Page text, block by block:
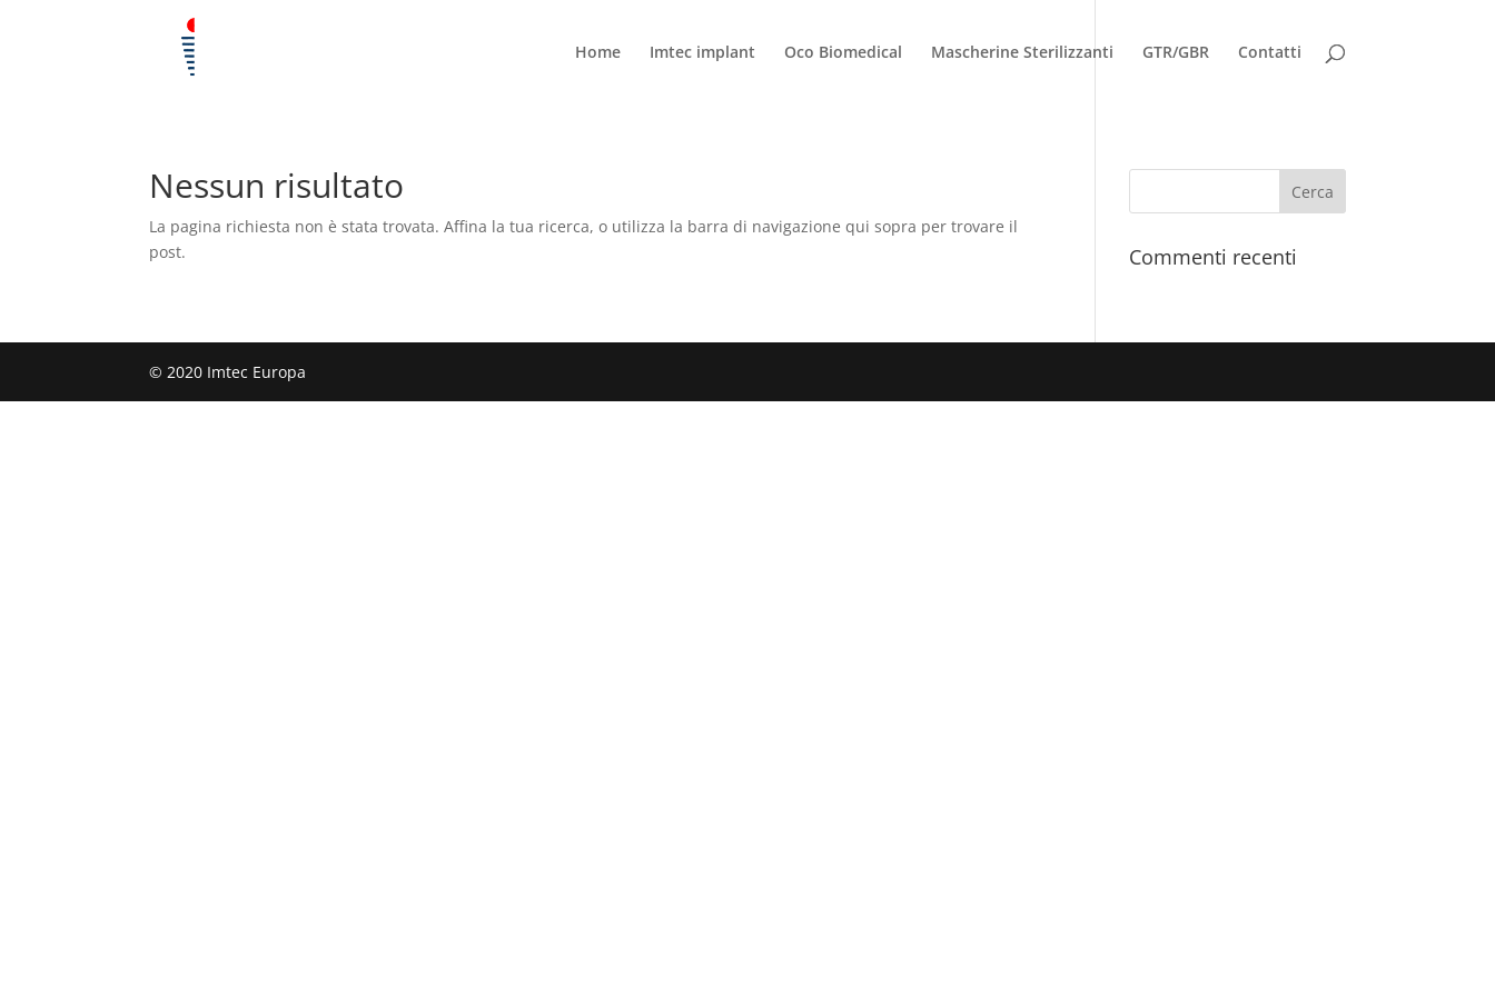
Home Imtec implant Oco Biomedical Mascherine Sterilizzanti GTR/GBR Contatti
Nessun risultato
La pagina richiesta non è stata trovata. Affina la tua ricerca, o utilizza la barra di navigazione qui sopra per trovare il
post.
Commenti recenti
© 2020 Imtec Europa